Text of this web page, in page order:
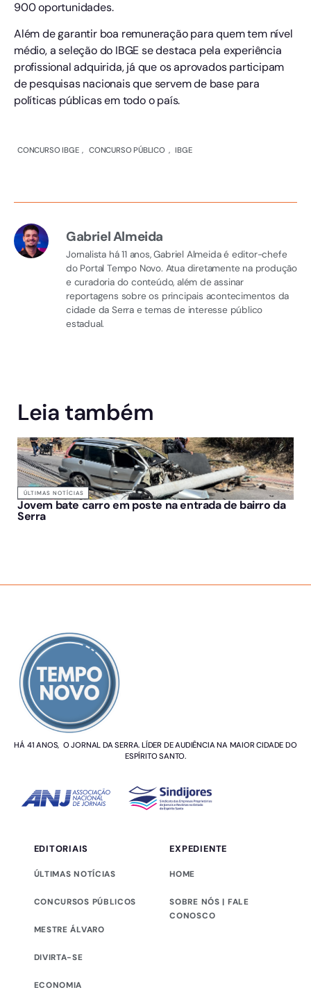
900 oportunidades.
Além de garantir boa remuneração para quem tem nível
médio, a seleção do IBGE se destaca pela experiência
profissional adquirida, já que os aprovados participam
de pesquisas nacionais que servem de base para
políticas públicas em todo o país.
CONCURSO IBGE , CONCURSO PÚBLICO , IBGE
Gabriel Almeida
Jornalista há 11 anos, Gabriel Almeida é editor-chefe
do Portal Tempo Novo. Atua diretamente na produção
e curadoria do conteúdo, além de assinar
reportagens sobre os principais acontecimentos da
cidade da Serra e temas de interesse público
estadual.
Leia também
ÚLTIMAS NOTÍCIAS
Jovem bate carro em poste na entrada de bairro da
Serra
HÁ 41 ANOS, O JORNAL DA SERRA. LÍDER DE AUDIÊNCIA NA MAIOR CIDADE DO
ESPÍRITO SANTO.
EDITORIAIS
ÚLTIMAS NOTÍCIAS
CONCURSOS PÚBLICOS
MESTRE ÁLVARO
DIVIRTA-SE
ECONOMIA
EXPEDIENTE
HOME
SOBRE NÓS | FALE
CONOSCO